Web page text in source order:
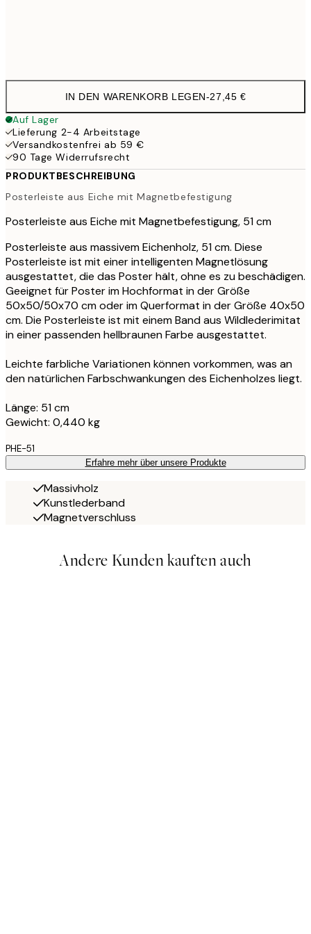
IN DEN WARENKORB LEGEN-27,45 €
Auf Lager
Lieferung 2-4 Arbeitstage
Versandkostenfrei ab 59 €
90 Tage Widerrufsrecht
PRODUKTBESCHREIBUNG
Posterleiste aus Eiche mit Magnetbefestigung
Posterleiste aus Eiche mit Magnetbefestigung, 51 cm
Posterleiste aus massivem Eichenholz, 51 cm. Diese
Posterleiste ist mit einer intelligenten Magnetlösung
ausgestattet, die das Poster hält, ohne es zu beschädigen.
Geeignet für Poster im Hochformat in der Größe
50x50/50x70 cm oder im Querformat in der Größe 40x50
cm. Die Posterleiste ist mit einem Band aus Wildlederimitat
in einer passenden hellbraunen Farbe ausgestattet.
Leichte farbliche Variationen können vorkommen, was an
den natürlichen Farbschwankungen des Eichenholzes liegt.
Länge: 51 cm
Gewicht: 0,440 kg
PHE-51
Erfahre mehr über unsere Produkte
Massivholz
Kunstlederband
Magnetverschluss
Andere Kunden kauften auch